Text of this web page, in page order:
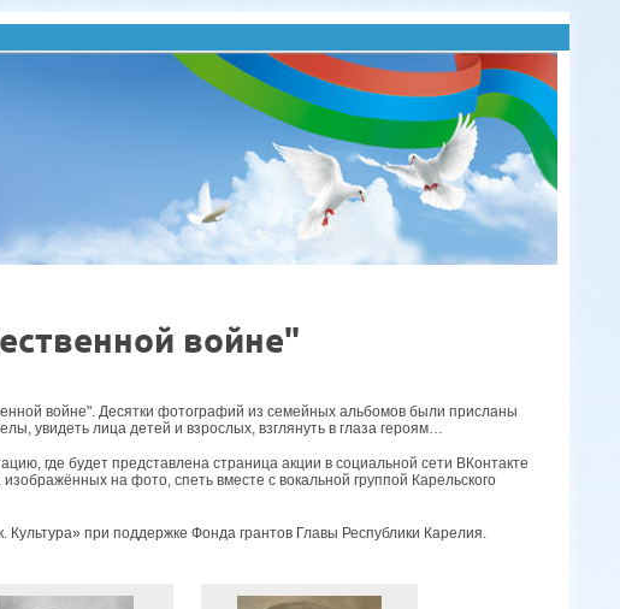
войне"
войне". Десятки фотографий из семейных альбомов были присланы
увидеть лица детей и взрослых, взглянуть в глаза героям…
где будет представлена страница акции в социальной сети ВКонтакте
на фото, спеть вместе с вокальной группой Карельского
при поддержке Фонда грантов Главы Республики Карелия.